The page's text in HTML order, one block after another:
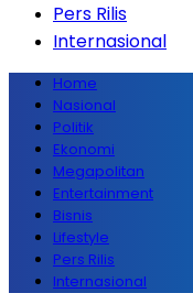
Pers Rilis
Internasional
Home
Nasional
Politik
Ekonomi
Megapolitan
Entertainment
Bisnis
Lifestyle
Pers Rilis
Internasional